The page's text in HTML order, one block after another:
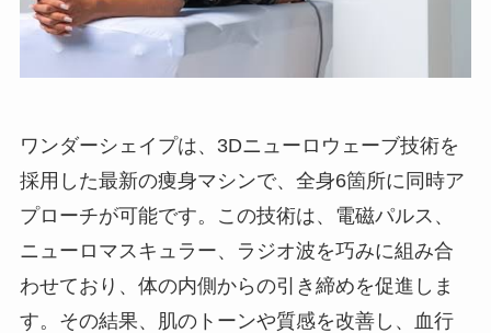
ワンダーシェイプは、3Dニューロウェーブ技術を
採用した最新の痩身マシンで、全身6箇所に同時ア
プローチが可能です。この技術は、電磁パルス、
ニューロマスキュラー、ラジオ波を巧みに組み合
わせており、体の内側からの引き締めを促進しま
す。その結果、肌のトーンや質感を改善し、血行